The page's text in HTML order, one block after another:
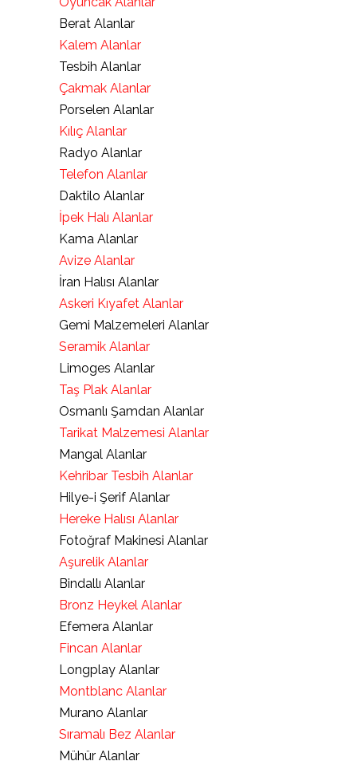
Berat Alanlar
Kalem Alanlar
Tesbih Alanlar
Çakmak Alanlar
Porselen Alanlar
Kılıç Alanlar
Radyo Alanlar
Telefon Alanlar
Daktilo Alanlar
İpek Halı Alanlar
Kama Alanlar
Avize Alanlar
İran Halısı Alanlar
Askeri Kıyafet Alanlar
Gemi Malzemeleri Alanlar
Seramik Alanlar
Limoges Alanlar
Taş Plak Alanlar
Osmanlı Şamdan Alanlar
Tarikat Malzemesi Alanlar
Mangal Alanlar
Kehribar Tesbih Alanlar
Hilye-i Şerif Alanlar
Hereke Halısı Alanlar
Fotoğraf Makinesi Alanlar
Aşurelik Alanlar
Bindallı Alanlar
Bronz Heykel Alanlar
Efemera Alanlar
Fincan Alanlar
Longplay Alanlar
Montblanc Alanlar
Murano Alanlar
Sıramalı Bez Alanlar
Mühür Alanlar